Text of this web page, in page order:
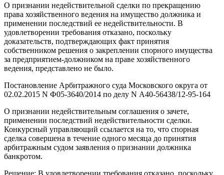
О признании недействительной сделки по прекращению
права хозяйственного ведения на имущество должника и
применении последствий ее недействительности. В
удовлетворении требования отказано, поскольку
доказательств, подтверждающих факт принятия
собственником решения о закреплении спорного имущества
за предприятием-должником на праве хозяйственного
ведения, представлено не было.
Постановление Арбитражного суда Московского округа от
02.02.2015 N Ф05-3640/2014 по делу N А40-56438/12-95-164
О признании недействительным соглашения о зачете,
применении последствий недействительности сделки.
Конкурсный управляющий ссылается на то, что спорная
сделка совершена в течение одного месяца до принятия
арбитражным судом заявления о признании должника
банкротом.
Решение: В удовлетворении требования отказано, поскольку